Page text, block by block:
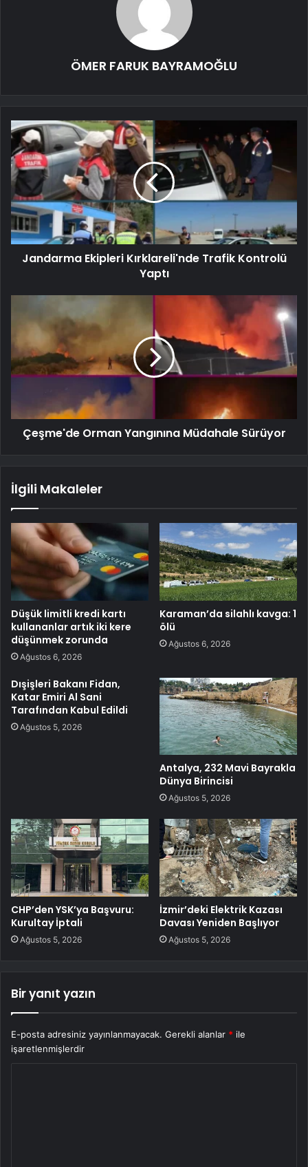
ÖMER FARUK BAYRAMOĞLU
Jandarma Ekipleri Kırklareli'nde Trafik Kontrolü
Yaptı
Çeşme'de Orman Yangınına Müdahale Sürüyor
İlgili Makaleler
Düşük limitli kredi kartı
kullananlar artık iki kere
düşünmek zorunda
Ağustos 6, 2026
Karaman’da silahlı kavga: 1
ölü
Ağustos 6, 2026
Dışişleri Bakanı Fidan,
Katar Emiri Al Sani
Tarafından Kabul Edildi
Ağustos 5, 2026
Antalya, 232 Mavi Bayrakla
Dünya Birincisi
Ağustos 5, 2026
CHP’den YSK’ya Başvuru:
Kurultay İptali
Ağustos 5, 2026
İzmir’deki Elektrik Kazası
Davası Yeniden Başlıyor
Ağustos 5, 2026
Bir yanıt yazın
E-posta adresiniz yayınlanmayacak. Gerekli alanlar * ile
işaretlenmişlerdir